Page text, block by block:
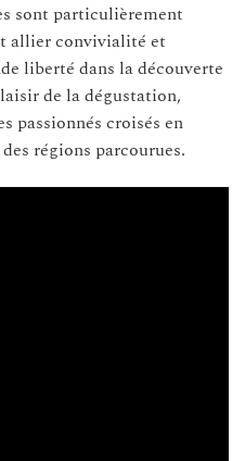
sont particulièrement
allier convivialité et
liberté dans la découverte
de la dégustation,
passionnés croisés en
régions parcourues.